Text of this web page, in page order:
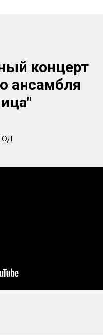
концерт
ансамбля